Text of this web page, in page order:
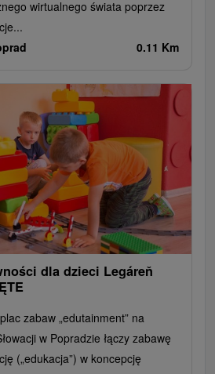
wirtualnego świata poprzez
0.11 Km
dla dzieci Legáreň
zabaw „edutainment” na
w Popradzie łączy zabawę
(„edukacja”) w koncepcję